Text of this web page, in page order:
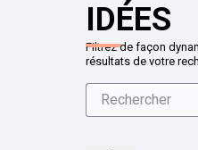
IDÉES
Filtrez de façon
résultats de votre